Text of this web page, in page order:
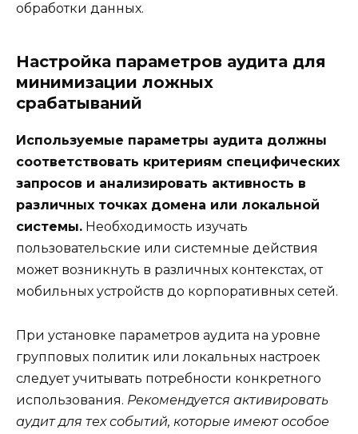
обработки данных.
Настройка параметров аудита для
минимизации ложных
срабатываний
Используемые параметры аудита должны
соответствовать критериям специфических
запросов и анализировать активность в
различных точках домена или локальной
системы. Необходимость изучать
пользовательские или системные действия
может возникнуть в различных контекстах, от
мобильных устройств до корпоративных сетей.
При установке параметров аудита на уровне
групповых политик или локальных настроек
следует учитывать потребности конкретного
использования. Рекомендуется активировать
аудит для тех событий, которые имеют особое